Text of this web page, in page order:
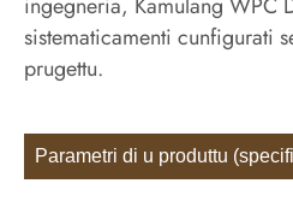
sistematicamenti cunfigurati
prugettu.
Parametri di u produttu